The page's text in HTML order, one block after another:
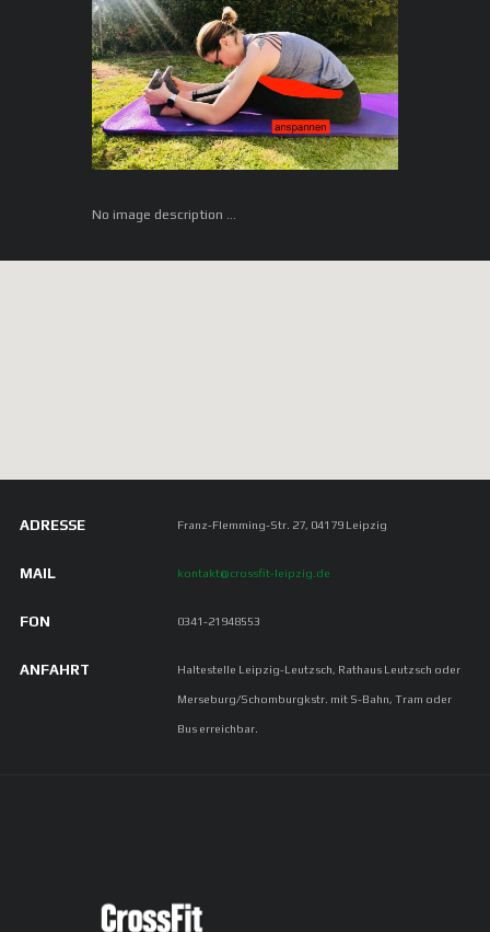
No image description ...
ADRESSE Franz-Flemming-Str. 27, 04179 Leipzig
MAIL kontakt@crossfit-leipzig.de
FON 0341-21948553
ANFAHRT Haltestelle Leipzig-Leutzsch, Rathaus Leutzsch oder
Merseburg/Schomburgkstr. mit S-Bahn, Tram oder
Bus erreichbar.